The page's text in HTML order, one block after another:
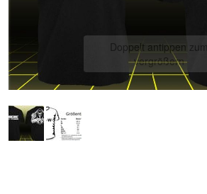
Doppelt antippen zum
vergrößern